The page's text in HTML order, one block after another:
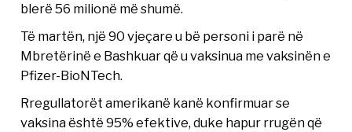
blerë 56 milionë më shumë.
Të martën, një 90 vjeçare u bë personi i parë në
Mbretërinë e Bashkuar që u vaksinua me vaksinën e
Pfizer-BioNTech.
Rregullatorët amerikanë kanë konfirmuar se
vaksina është 95% efektive, duke hapur rrugën që